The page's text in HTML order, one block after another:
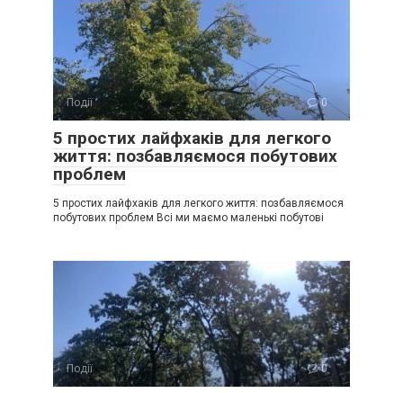
Події 0
5 простих лайфхаків для легкого
життя: позбавляємося побутових
проблем
5 простих лайфхаків для легкого життя: позбавляємося
побутових проблем Всі ми маємо маленькі побутові
Події 0